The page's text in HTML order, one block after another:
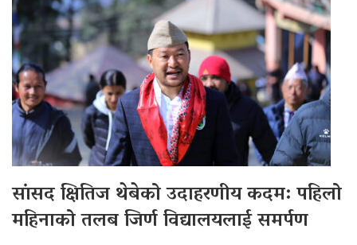
सांसद क्षितिज थेबेको उदाहरणीय कदम: पहिलो
महिनाको तलब जिर्ण विद्यालयलाई समर्पण